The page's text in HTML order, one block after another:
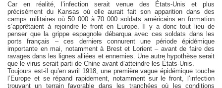
Car en réalité, l’infection serait venue des États-Unis et plus
précisément du Kansas où elle aurait fait son apparition dans des
camps militaires où 50 000 à 70 000 soldats américains en formation
s’apprêtaient à rejoindre le front en Europe. Il y a donc tout lieu de
penser que la grippe espagnole débarqua avec ces soldats dans les
ports français – ces derniers connurent une période épidémique
importante en mai, notamment à Brest et Lorient – avant de faire des
ravages dans les lignes alliées et ennemies. Une autre hypothèse serait
que le virus serait parti de Chine avant d’atteindre les États-Unis.
Toujours est-il qu’en avril 1918, une première vague épidémique touche
l’Europe et se répand rapidement, notamment sur le front, l’infection
trouvant un terrain favorable dans les tranchées où les conditions